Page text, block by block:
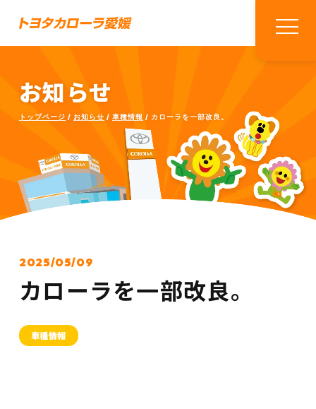
お知らせ
トップページ お知らせ 車種情報 カローラを一部改良。
カローラを一部改良。
2025/05/09
車種情報